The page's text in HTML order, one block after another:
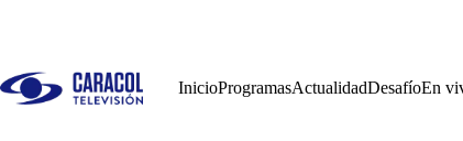
InicioProgramasActualidadDesafíoEn